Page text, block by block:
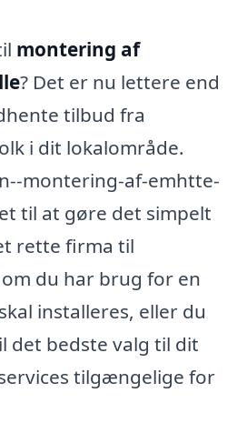
montering af
? Det er nu lettere end
tilbud fra
i dit lokalområde.
montering-af-emhtte-
til at gøre det simpelt
rette firma til
du har brug for en
installeres, eller du
det bedste valg til dit
tilgængelige for